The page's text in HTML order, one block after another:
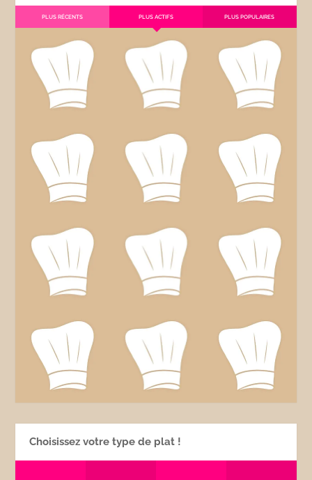
PLUS RÉCENTS PLUS ACTIFS PLUS POPULAIRES
Choisissez votre type de plat !